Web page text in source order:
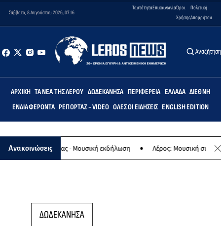
Σάββατο, 8 Αυγούστου 2026, 07:16
ΤαυτότηταΕπικοινωνίαΌροι
Χρήσης
Πολιτική
Απορρήτου
Αναζήτηση
ΑΡΧΙΚΉ ΤΑ ΝΈΑ ΤΗΣ ΛΈΡΟΥ ΔΩΔΕΚΆΝΗΣΑ ΠΕΡΙΦΈΡΕΙΑ ΕΛΛΆΔΑ ΔΙΕΘΝΉ
ΕΝΔΙΑΦΈΡΟΝΤΑ ΡΕΠΟΡΤΆΖ - VIDEO ΌΛΕΣ ΟΙ ΕΙΔΉΣΕΙΣ ENGLISH EDITION
Ανακοινώσεις
της Παναγίας - Μουσική εκδήλωση Λέρος: Μουσική συναυλία
ΔΩΔΕΚΑΝΗΣΑ